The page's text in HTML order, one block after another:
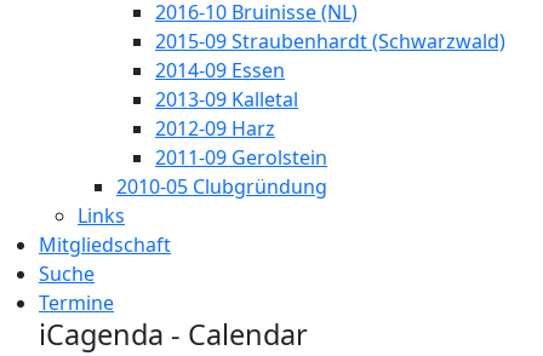
2016-10 Bruinisse (NL)
2015-09 Straubenhardt (Schwarzwald)
2014-09 Essen
2013-09 Kalletal
2012-09 Harz
2011-09 Gerolstein
2010-05 Clubgründung
Links
Mitgliedschaft
Suche
Termine
iCagenda - Calendar